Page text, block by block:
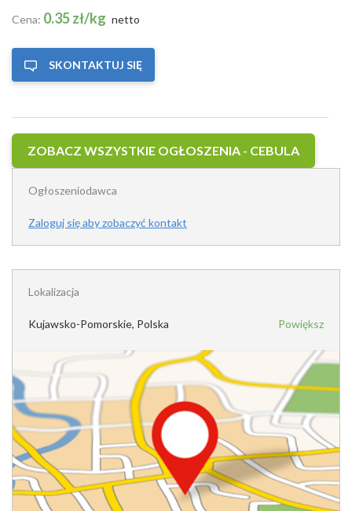
Cena: 0.35 zł/kg netto
SKONTAKTUJ SIĘ
ZOBACZ WSZYSTKIE OGŁOSZENIA - CEBULA
Ogłoszeniodawca
Zaloguj się aby zobaczyć kontakt
Lokalizacja
Kujawsko-Pomorskie, Polska Powiększ